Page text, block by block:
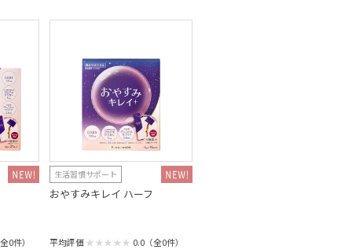
0件）
生活習慣サポート
おやすみキレイ ハーフ
平均評価 0.0（全0件）